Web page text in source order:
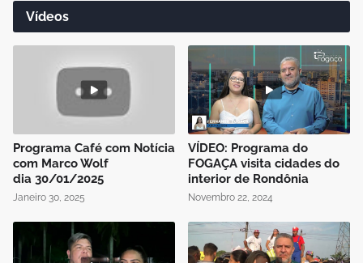
Vídeos
Programa Café com Notícia
com Marco Wolf
dia 30/01/2025
Janeiro 30, 2025
VÍDEO: Programa do
FOGAÇA visita cidades do
interior de Rondônia
Novembro 22, 2024